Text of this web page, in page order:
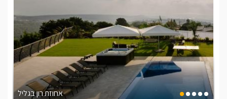
אחוזת רון בגליל